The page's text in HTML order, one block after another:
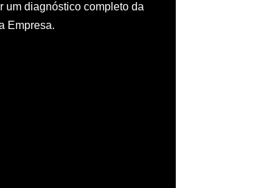
um diagnóstico completo da
Empresa.